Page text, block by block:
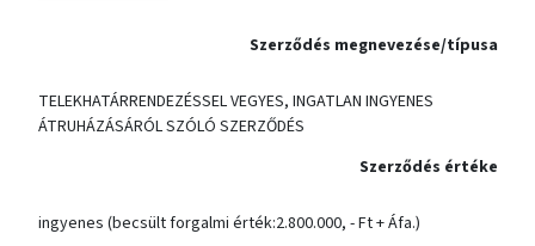
Szerződés megnevezése/típusa
TELEKHATÁRRENDEZÉSSEL VEGYES, INGATLAN INGYENES
ÁTRUHÁZÁSÁRÓL SZÓLÓ SZERZŐDÉS
Szerződés értéke
ingyenes (becsült forgalmi érték:2.800.000, - Ft + Áfa.)